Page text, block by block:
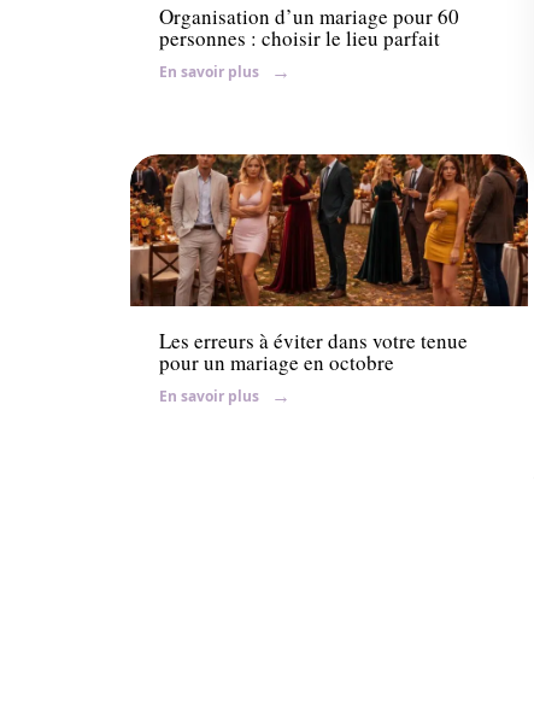
Organisation d’un mariage pour 60
personnes : choisir le lieu parfait
En savoir plus
Ambiance
Les erreurs à éviter dans votre tenue
pour un mariage en octobre
En savoir plus